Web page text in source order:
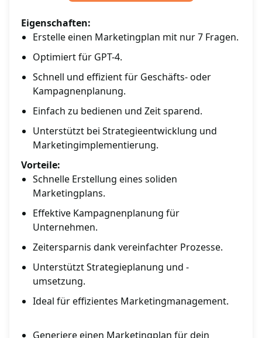
Eigenschaften:
Erstelle einen Marketingplan mit nur 7 Fragen.
Optimiert für GPT-4.
Schnell und effizient für Geschäfts- oder
Kampagnenplanung.
Einfach zu bedienen und Zeit sparend.
Unterstützt bei Strategieentwicklung und
Marketingimplementierung.
Vorteile:
Schnelle Erstellung eines soliden
Marketingplans.
Effektive Kampagnenplanung für
Unternehmen.
Zeitersparnis dank vereinfachter Prozesse.
Unterstützt Strategieplanung und -
umsetzung.
Ideal für effizientes Marketingmanagement.
Generiere einen Marketingplan für dein